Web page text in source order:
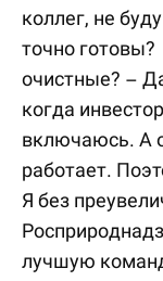
коллег, не
точно готовы?
очистные? –
когда
включаюсь. А
работает.
Я без
лучшую